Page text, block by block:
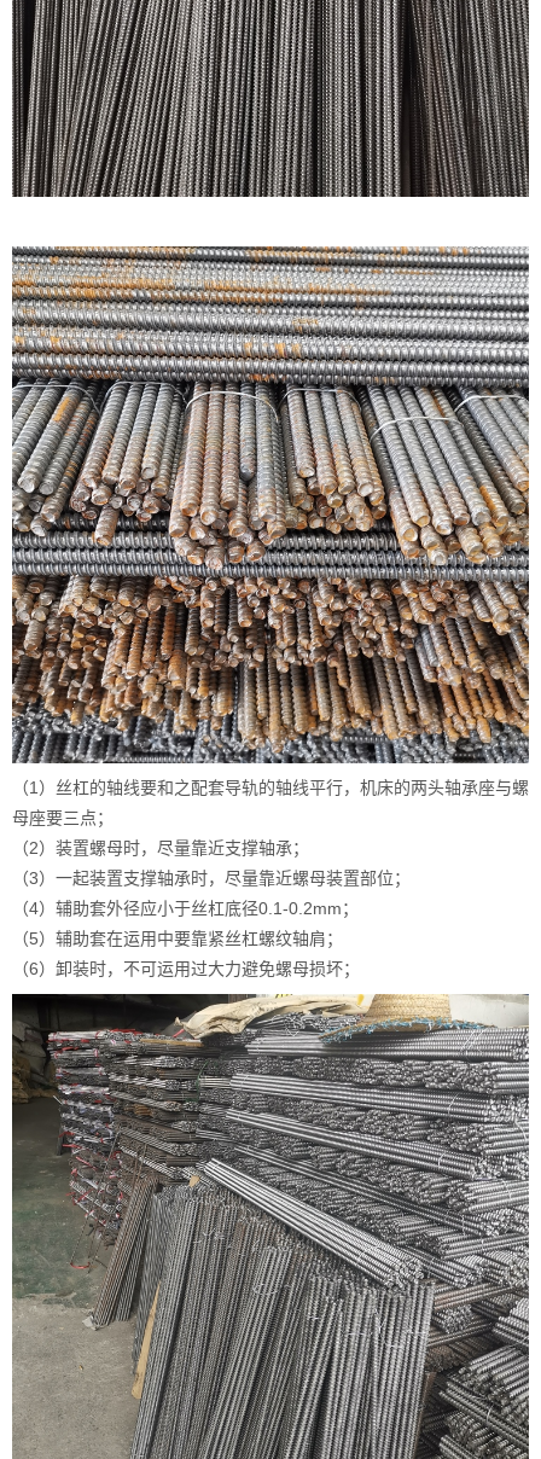
（1）丝杠的轴线要和之配套导轨的轴线平行，机床的两头轴承座与螺
母座要三点；
（2）装置螺母时，尽量靠近支撑轴承；
（3）一起装置支撑轴承时，尽量靠近螺母装置部位；
（4）辅助套外径应小于丝杠底径0.1-0.2mm；
（5）辅助套在运用中要靠紧丝杠螺纹轴肩；
（6）卸装时，不可运用过大力避免螺母损坏；